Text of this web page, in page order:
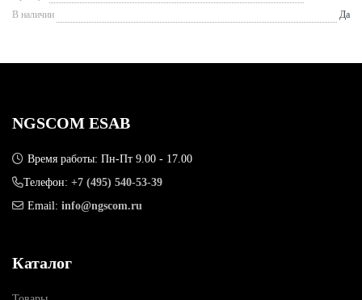
В наличии
Да
NGSCOM ESAB
Время работы: Пн-Пт 9.00 - 17.00
Телефон: +7 (495) 540-53-39
Email: info@ngscom.ru
Каталог